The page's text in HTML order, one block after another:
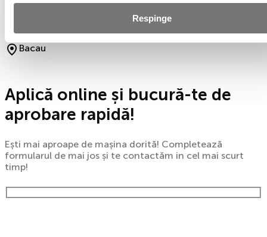
Respinge
0746401000
Trimite e-mail
Bacau
Aplică online și bucură-te de
aprobare rapidă!
Ești mai aproape de mașina dorită! Completează
formularul de mai jos și te contactăm in cel mai scurt
timp!